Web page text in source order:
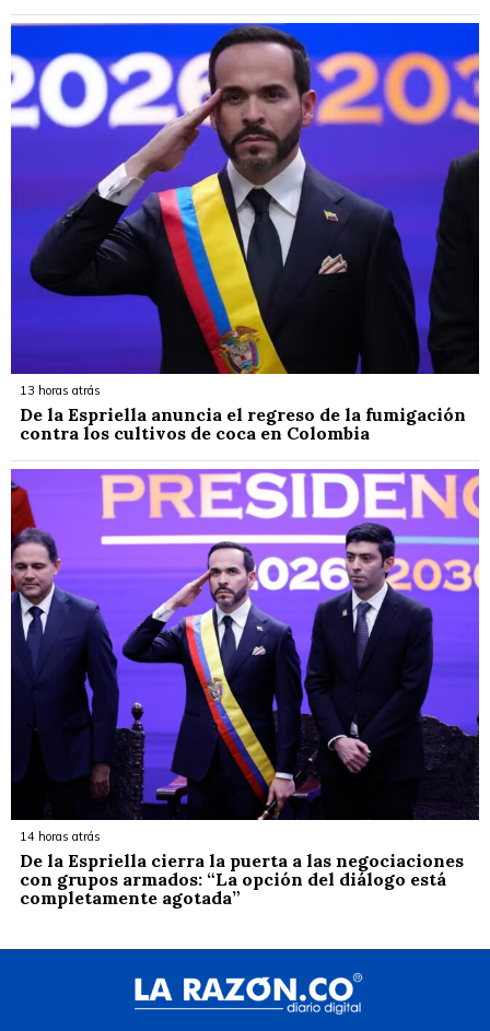
13 horas atrás
De la Espriella anuncia el regreso de la fumigación
contra los cultivos de coca en Colombia
14 horas atrás
De la Espriella cierra la puerta a las negociaciones
con grupos armados: “La opción del diálogo está
completamente agotada”